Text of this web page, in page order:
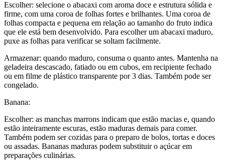
Escolher: selecione o abacaxi com aroma doce e estrutura sólida e
firme, com uma coroa de folhas fortes e brilhantes. Uma coroa de
folhas compacta e pequena em relação ao tamanho do fruto indica
que ele está bem desenvolvido. Para escolher um abacaxi maduro,
puxe as folhas para verificar se soltam facilmente.
Armazenar: quando maduro, consuma o quanto antes. Mantenha na
geladeira descascado, fatiado ou em cubos, em recipiente fechado
ou em filme de plástico transparente por 3 dias. Também pode ser
congelado.
Banana:
Escolher: as manchas marrons indicam que estão macias e, quando
estão inteiramente escuras, estão maduras demais para comer.
Também podem ser cozidas para o preparo de bolos, tortas e doces
ou assadas. Bananas maduras podem substituir o açúcar em
preparações culinárias.